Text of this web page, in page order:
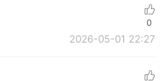
2026-05-01 22:27
0